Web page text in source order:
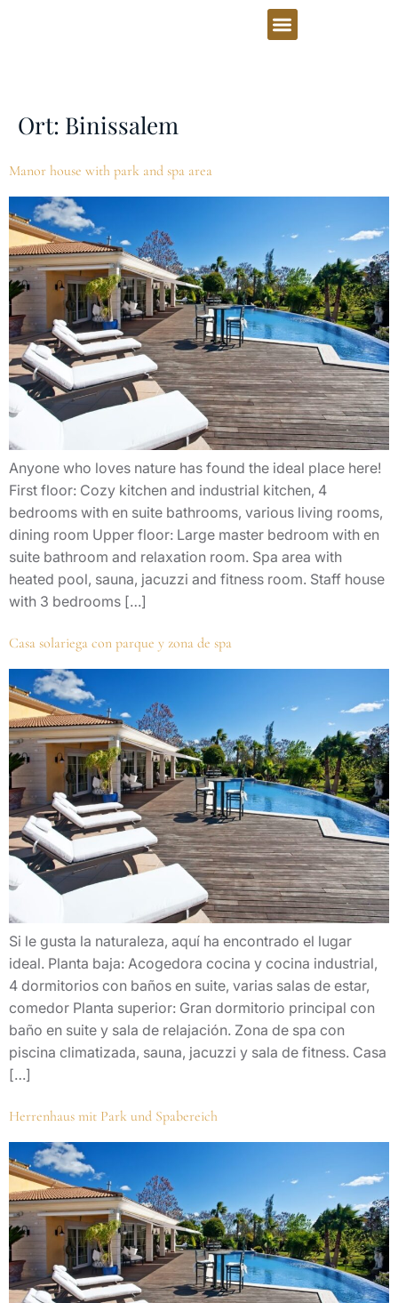
Ort: Binissalem
Manor house with park and spa area
Anyone who loves nature has found the ideal place here!
First floor: Cozy kitchen and industrial kitchen, 4
bedrooms with en suite bathrooms, various living rooms,
dining room Upper floor: Large master bedroom with en
suite bathroom and relaxation room. Spa area with
heated pool, sauna, jacuzzi and fitness room. Staff house
with 3 bedrooms […]
Casa solariega con parque y zona de spa
Si le gusta la naturaleza, aquí ha encontrado el lugar
ideal. Planta baja: Acogedora cocina y cocina industrial,
4 dormitorios con baños en suite, varias salas de estar,
comedor Planta superior: Gran dormitorio principal con
baño en suite y sala de relajación. Zona de spa con
piscina climatizada, sauna, jacuzzi y sala de fitness. Casa
[…]
Herrenhaus mit Park und Spabereich